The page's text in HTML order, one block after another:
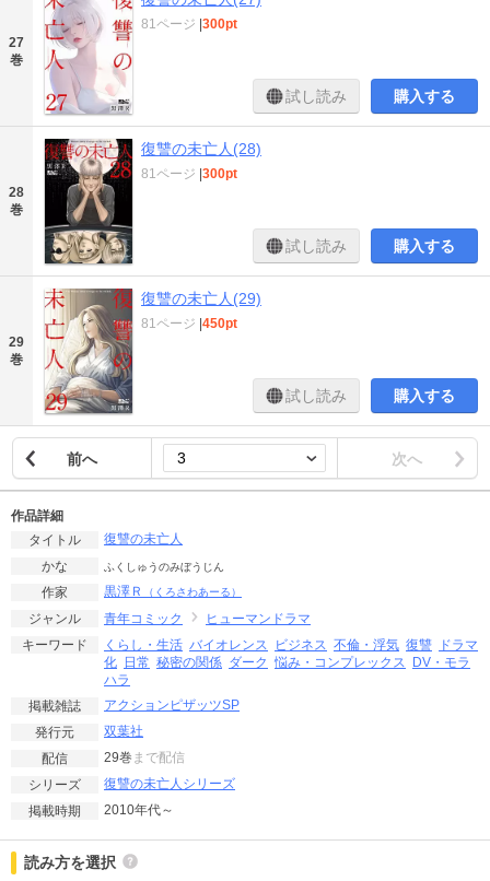
27
巻
81ページ 300pt
試し読み 購入する
28
巻
復讐の未亡人(28)
81ページ 300pt
試し読み 購入する
29
巻
復讐の未亡人(29)
81ページ 450pt
試し読み 購入する
前へ 次へ
作品詳細
タイトル
復讐の未亡人
かな
ふくしゅうのみぼうじん
作家 黒澤Ｒ （くろさわあーる）
ジャンル 青年コミック
ヒューマンドラマ
キーワード
くらし・生活 バイオレンス ビジネス 不倫・浮気 復讐
ドラマ
化 日常 秘密の関係 ダーク 悩み・コンプレックス
DV・モラ
ハラ
掲載雑誌
アクションピザッツSP
発行元
双葉社
配信
29巻 まで配信
シリーズ
復讐の未亡人シリーズ
掲載時期
2010年代～
読み方を選択